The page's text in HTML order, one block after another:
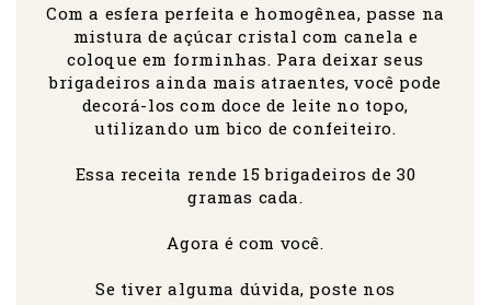
Com a esfera perfeita e homogênea, passe na
mistura de açúcar cristal com canela e
coloque em forminhas. Para deixar seus
brigadeiros ainda mais atraentes, você pode
decorá-los com doce de leite no topo,
utilizando um bico de confeiteiro.
Essa receita rende 15 brigadeiros de 30
gramas cada.
Agora é com você.
Se tiver alguma dúvida, poste nos